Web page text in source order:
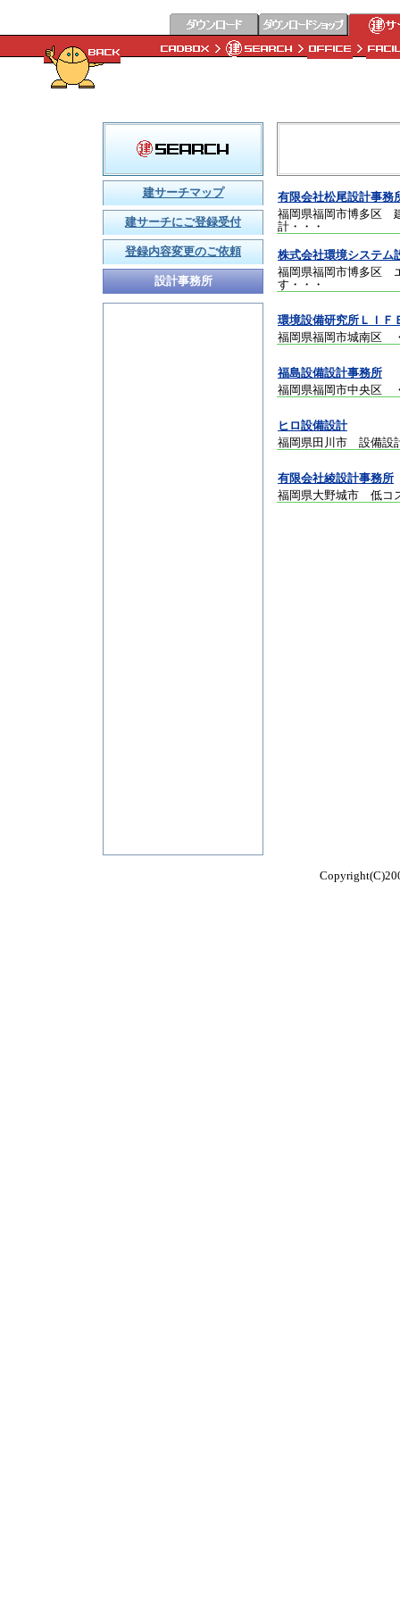
建サーチマップ
建サーチにご登録受付
登録内容変更のご依頼
設計事務所
有限会社松尾設計事務
福岡県福岡市博多区
計 ・・・
株式会社環境システム
福岡県福岡市博多区
す ・・・
環境設備研究所ＬＩＦ
福岡県福岡市城南区
福島設備設計事務所
福岡県福岡市中央区
ヒロ設備設計
福岡県田川市 設備設
有限会社綾設計事務所
福岡県大野城市 低コ